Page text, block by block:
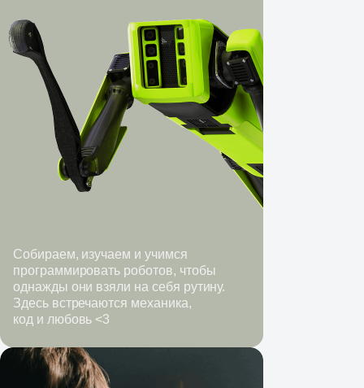
Собираем, изучаем и учимся
программировать роботов, чтобы
однажды они взяли на себя рутину.
Здесь встречаются механика,
код и любовь <3